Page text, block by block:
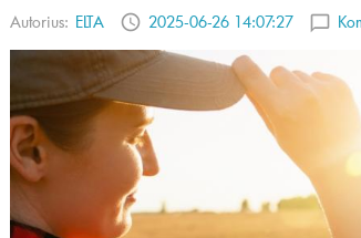
Autorius: ELTA 2025-06-26 14:07:27